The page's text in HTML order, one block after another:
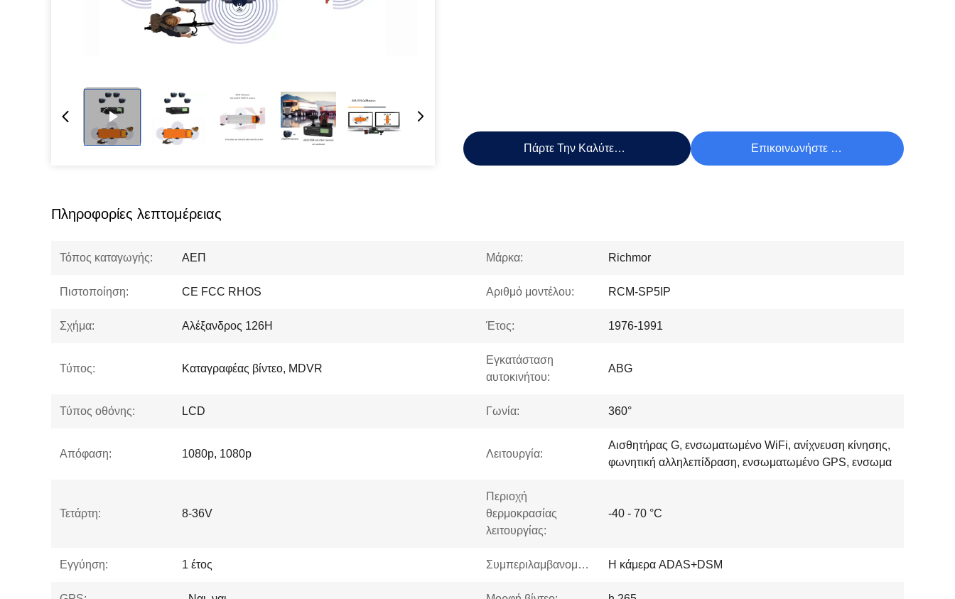
Πάρτε Την Καλύτερη Τιμή Επικοινωνήστε Τώρα
Πληροφορίες λεπτομέρειας
Τόπος καταγωγής: ΑΕΠ Μάρκα: Richmor
Πιστοποίηση: CE FCC RHOS Αριθμό μοντέλου: RCM-SP5IP
Σχήμα: Αλέξανδρος 126H Έτος: 1976-1991
Τύπος: Καταγραφέας βίντεο, MDVR
Εγκατάσταση
αυτοκινήτου:
ABG
Τύπος οθόνης: LCD Γωνία: 360°
Απόφαση: 1080p, 1080p Λειτουργία:
Αισθητήρας G, ενσωματωμένο WiFi, ανίχνευση κίνησης,
φωνητική αλληλεπίδραση, ενσωματωμένο GPS, ενσωμα
Τετάρτη: 8-36V
Περιοχή
θερμοκρασίας
λειτουργίας:
-40 - 70 °C
Εγγύηση: 1 έτος Συμπεριλαμβανομένων: Η κάμερα ADAS+DSM